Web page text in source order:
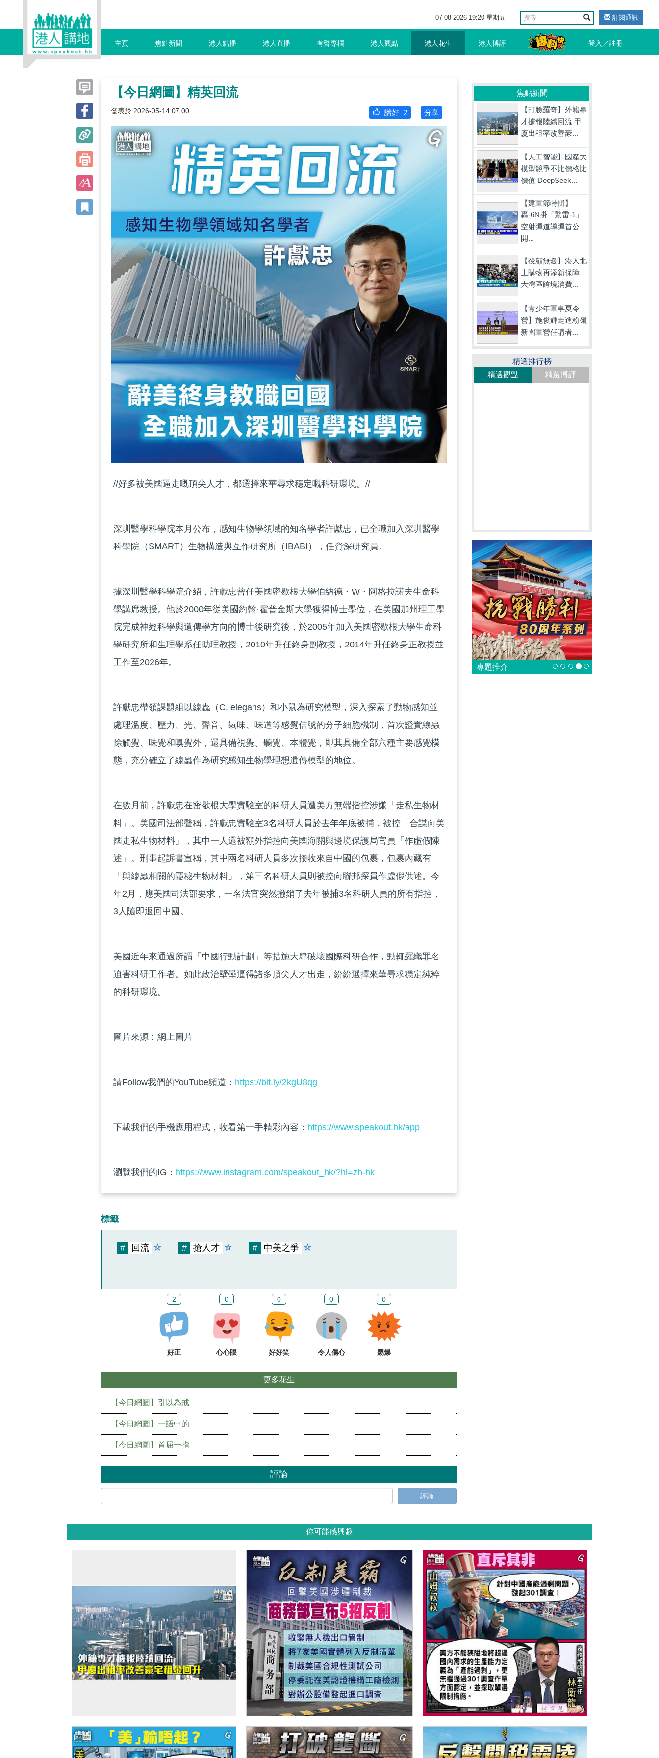
07-08-2026 19:20 星期五 訂閱通訊
主頁 焦點新聞 港人點播 港人直播 有聲專欄 港人觀點 港人花生 港人博評 登入／註冊
【今日網圖】精英回流
發表於 2026-05-14 07:00 分享
讚好 2
//好多被美國逼走嘅頂尖人才，都選擇來華尋求穩定嘅科研環境。//
深圳醫學科學院本月公布，感知生物學領域的知名學者許獻忠，已全職加入深圳醫學
科學院（SMART）生物構造與互作研究所（IBABI），任資深研究員。
據深圳醫學科學院介紹，許獻忠曾任美國密歇根大學伯納德・W・阿格拉諾夫生命科
學講席教授。他於2000年從美國約翰·霍普金斯大學獲得博士學位，在美國加州理工學
院完成神經科學與遺傳學方向的博士後研究後，於2005年加入美國密歇根大學生命科
學研究所和生理學系任助理教授，2010年升任終身副教授，2014年升任終身正教授並
工作至2026年。
許獻忠帶領課題組以線蟲（C. elegans）和小鼠為研究模型，深入探索了動物感知並
處理溫度、壓力、光、聲音、氣味、味道等感覺信號的分子細胞機制，首次證實線蟲
除觸覺、味覺和嗅覺外，還具備視覺、聽覺、本體覺，即其具備全部六種主要感覺模
態，充分確立了線蟲作為研究感知生物學理想遺傳模型的地位。
在數月前，許獻忠在密歇根大學實驗室的科研人員遭美方無端指控涉嫌「走私生物材
料」。美國司法部聲稱，許獻忠實驗室3名科研人員於去年年底被捕，被控「合謀向美
國走私生物材料」，其中一人還被額外指控向美國海關與邊境保護局官員「作虛假陳
述」。刑事起訴書宣稱，其中兩名科研人員多次接收來自中國的包裹，包裹內藏有
「與線蟲相關的隱秘生物材料」，第三名科研人員則被控向聯邦探員作虛假供述。今
年2月，應美國司法部要求，一名法官突然撤銷了去年被捕3名科研人員的所有指控，
3人隨即返回中國。
美國近年來通過所謂「中國行動計劃」等措施大肆破壞國際科研合作，動輒羅織罪名
迫害科研工作者。如此政治壁壘逼得諸多頂尖人才出走，紛紛選擇來華尋求穩定純粹
的科研環境。
圖片來源：網上圖片
請Follow我們的YouTube頻道： https://bit.ly/2kgU8qg
下載我們的手機應用程式，收看第一手精彩內容： https://www.speakout.hk/app
瀏覽我們的IG： https://www.instagram.com/speakout_hk/?hl=zh-hk
標籤
# 回流 # 搶人才 # 中美之爭
2
好正
0
心心眼
0
好好笑
0
令人傷心
0
嬲爆
更多花生
【今日網圖】引以為戒
【今日網圖】一語中的
【今日網圖】首屈一指
評論
評論
焦點新聞
【打臉羅奇】外籍專
才據報陸續回流 甲
廈出租率改善豪...
【人工智能】國產大
模型競爭不比價格比
價值 DeepSeek...
【建軍節特輯】
轟-6N掛「驚雷-1」
空射彈道導彈首公
開...
【後顧無憂】港人北
上購物再添新保障
大灣區跨境消費...
【青少年軍事夏令
營】施俊輝走進粉嶺
新圍軍營任講者...
精選排行榜
精選觀點
精選博評
專題推介
你可能感興趣
租率改善豪宅租金回升